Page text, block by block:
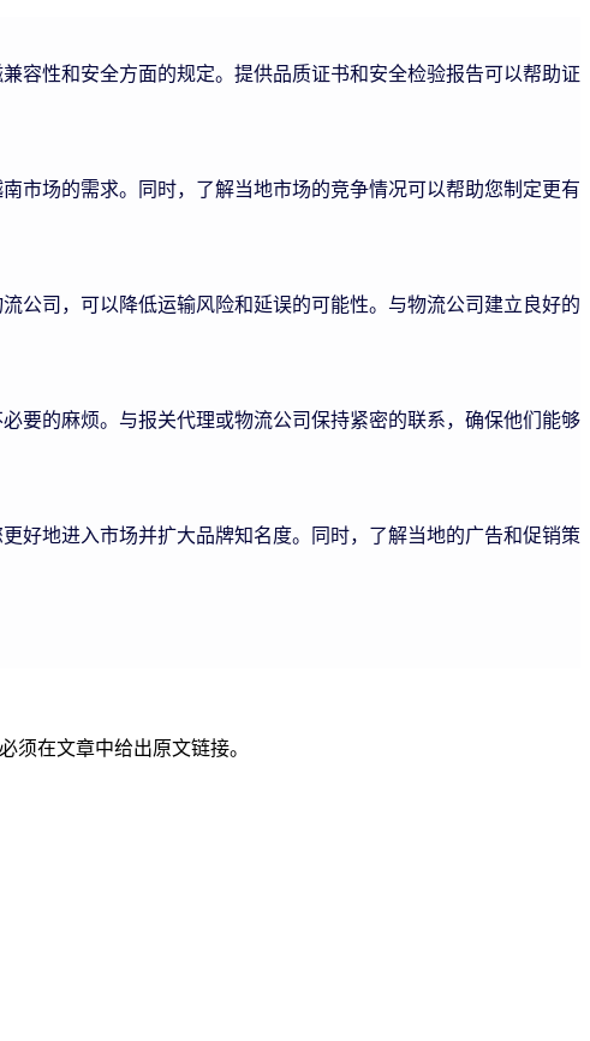
容性和安全方面的规定。提供品质证书和安全检验报告可以帮助证
市场的需求。同时，了解当地市场的竞争情况可以帮助您制定更有
公司，可以降低运输风险和延误的可能性。与物流公司建立良好的
要的麻烦。与报关代理或物流公司保持紧密的联系，确保他们能够
好地进入市场并扩大品牌知名度。同时，了解当地的广告和促销策
须在文章中给出原文链接。